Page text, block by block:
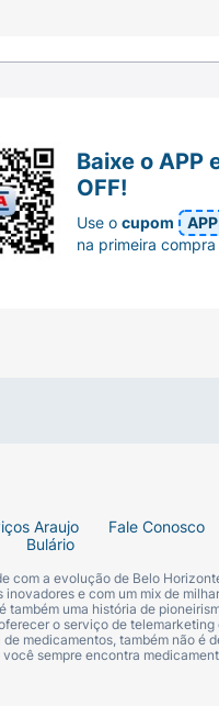
Araujo
Fale Conosco
Bulário
com a evolução de Belo
e com um mix de
também uma história de
o serviço de telemarketing
medicamentos, também não é
sempre encontra
Baixe o APP
OFF!
Use ocupom
na primeira compra